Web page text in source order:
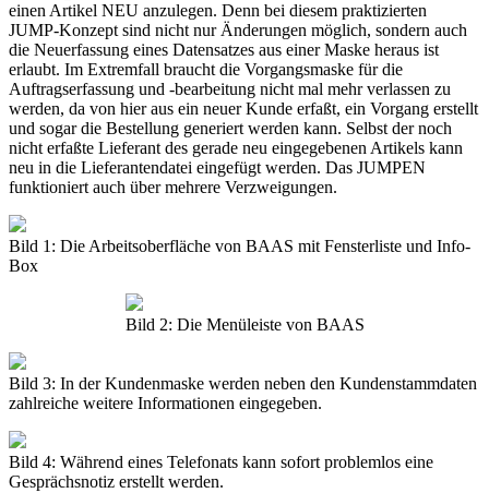
einen Artikel NEU anzulegen. Denn bei diesem praktizierten
JUMP-Konzept sind nicht nur Änderungen möglich, sondern auch
die Neuerfassung eines Datensatzes aus einer Maske heraus ist
erlaubt. Im Extremfall braucht die Vorgangsmaske für die
Auftragserfassung und -bearbeitung nicht mal mehr verlassen zu
werden, da von hier aus ein neuer Kunde erfaßt, ein Vorgang erstellt
und sogar die Bestellung generiert werden kann. Selbst der noch
nicht erfaßte Lieferant des gerade neu eingegebenen Artikels kann
neu in die Lieferantendatei eingefügt werden. Das JUMPEN
funktioniert auch über mehrere Verzweigungen.
Bild 1: Die Arbeitsoberfläche von BAAS mit Fensterliste und Info-
Box
Bild 2: Die Menüleiste von BAAS
Bild 3: In der Kundenmaske werden neben den Kundenstammdaten
zahlreiche weitere Informationen eingegeben.
Bild 4: Während eines Telefonats kann sofort problemlos eine
Gesprächsnotiz erstellt werden.